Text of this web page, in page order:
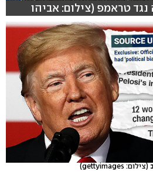
טראמפ (צילום: אביהו
(צילום: gettyimages)